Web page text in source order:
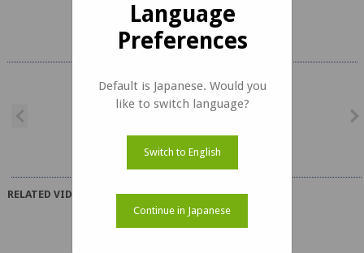
クリックしてズーム
RELATED VIDEOS
Language
Preferences
Default is Japanese. Would you
like to switch language?
Switch to English
Continue in Japanese